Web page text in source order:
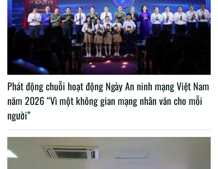
Phát động chuỗi hoạt động Ngày An ninh mạng Việt Nam
năm 2026 “Vì một không gian mạng nhân văn cho mỗi
người”